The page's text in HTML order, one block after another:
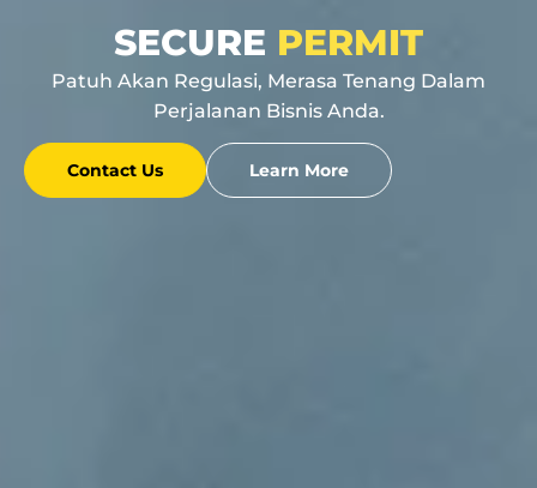
SECURE PERMIT
Patuh Akan Regulasi, Merasa Tenang Dalam
Perjalanan Bisnis Anda.
Contact Us Learn More